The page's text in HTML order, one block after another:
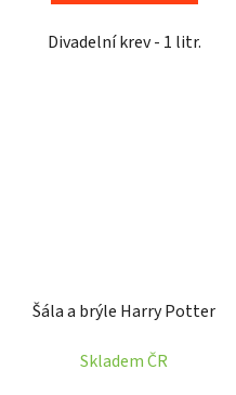
Divadelní krev - 1 litr.
Šála a brýle Harry Potter
Skladem ČR